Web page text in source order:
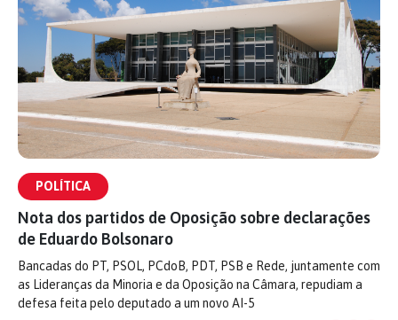
POLÍTICA
Nota dos partidos de Oposição sobre declarações
de Eduardo Bolsonaro
Bancadas do PT, PSOL, PCdoB, PDT, PSB e Rede, juntamente com
as Lideranças da Minoria e da Oposição na Câmara, repudiam a
defesa feita pelo deputado a um novo AI-5